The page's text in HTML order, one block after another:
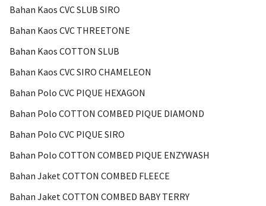
Bahan Kaos CVC SLUB SIRO
Bahan Kaos CVC THREETONE
Bahan Kaos COTTON SLUB
Bahan Kaos CVC SIRO CHAMELEON
Bahan Polo CVC PIQUE HEXAGON
Bahan Polo COTTON COMBED PIQUE DIAMOND
Bahan Polo CVC PIQUE SIRO
Bahan Polo COTTON COMBED PIQUE ENZYWASH
Bahan Jaket COTTON COMBED FLEECE
Bahan Jaket COTTON COMBED BABY TERRY